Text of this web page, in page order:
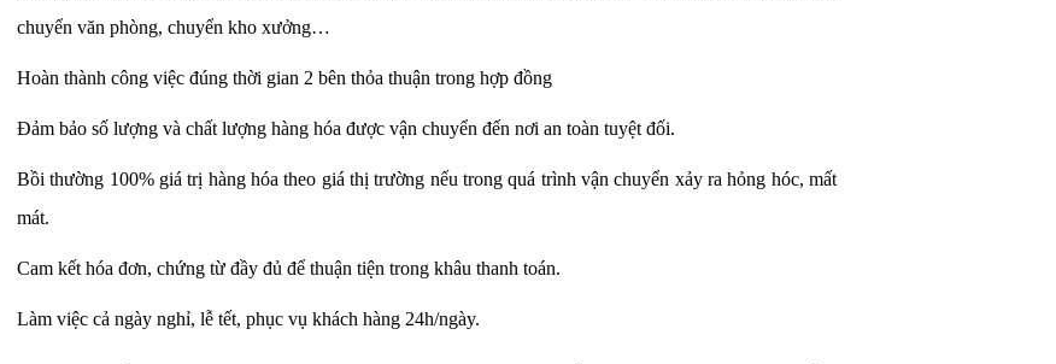
chuyển văn phòng, chuyển kho xưởng…
Hoàn thành công việc đúng thời gian 2 bên thỏa thuận trong hợp đồng
Đảm bảo số lượng và chất lượng hàng hóa được vận chuyển đến nơi an toàn tuyệt đối.
Bồi thường 100% giá trị hàng hóa theo giá thị trường nếu trong quá trình vận chuyển xảy ra hỏng hóc, mất
mát.
Cam kết hóa đơn, chứng từ đầy đủ để thuận tiện trong khâu thanh toán.
Làm việc cả ngày nghỉ, lễ tết, phục vụ khách hàng 24h/ngày.